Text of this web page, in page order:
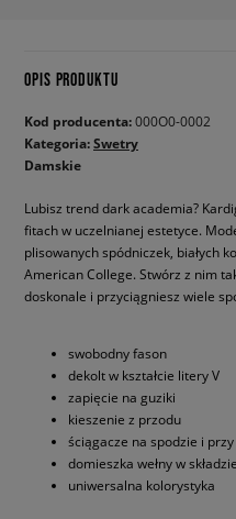
OPIS PRODUKTU
Kod producenta:000O0-0002
Kategoria:Swetry
Damskie
Lubisz trend dark academia?
fitach w uczelnianej estetyce.
plisowanych spódniczek, białych
American College. Stwórz z nim
doskonale i przyciągniesz wiele
swobodny fason
dekolt w kształcie litery V
zapięcie na guziki
kieszenie z przodu
ściągacze na spodzie i
domieszka wełny w składzie
uniwersalna kolorystyka